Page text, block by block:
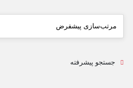
جستجو پیشرفته